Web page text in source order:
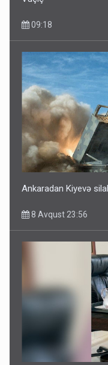
09:18
Ankaradan Kiyevə
8 Avqust 23:56